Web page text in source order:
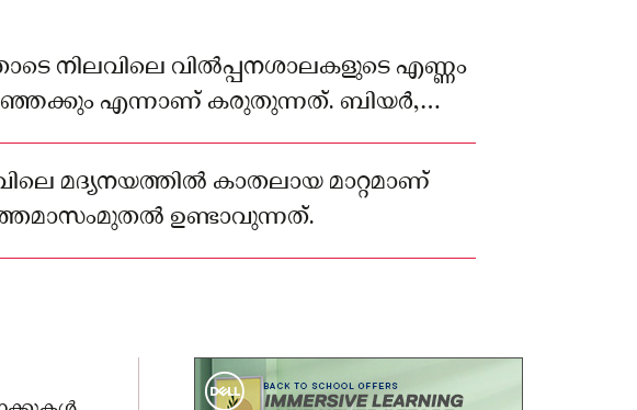
നിലവിലെ വിൽപ്പനശാലകളുടെ എണ്ണം
എന്നാണ് കരുതുന്നത്. ബിയർ,
വിറ്റിരുന്ന ഷോപ്പുകൾ
ലഭിക്കുന്നതിനാലാണിത്.
മദ്യനയത്തിൽ കാതലായ മാറ്റമാണ്
ഉണ്ടാവുന്നത്.